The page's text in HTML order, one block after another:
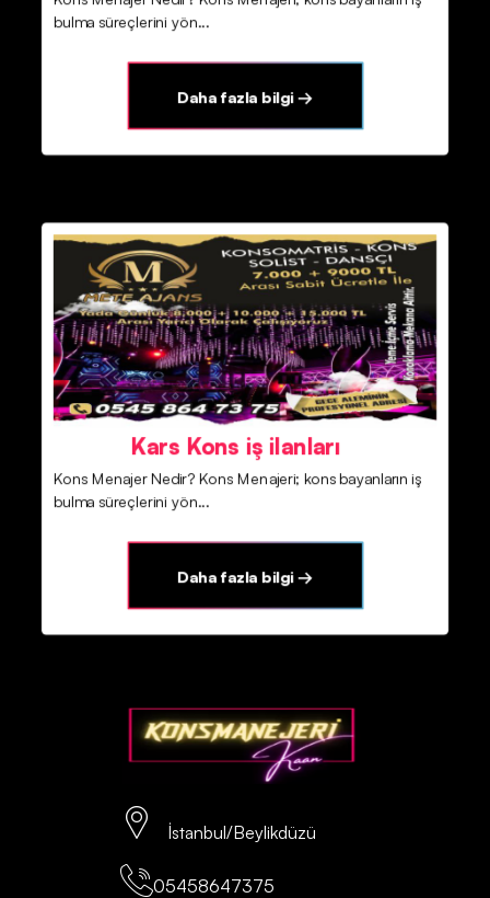
bulma süreçlerini yön...
Daha fazla bilgi →
Kars Kons iş ilanları
Kons Menajer Nedir? Kons Menajeri; kons bayanların iş
bulma süreçlerini yön...
Daha fazla bilgi →
İstanbul/Beylikdüzü
05458647375